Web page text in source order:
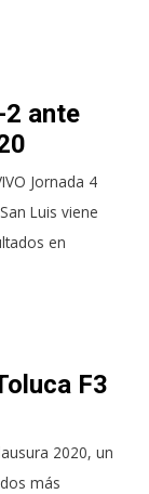
ante
Jornada 4
Luis viene
en
F3
2020, un
más